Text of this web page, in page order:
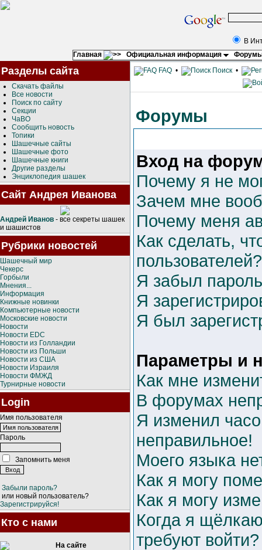
В
Главная
Официальная информация
Разделы сайта
Скачать файлы
Все новости
Поиск по сайту
Секции
ЧаВО
Сообщить новость
Топики
Шашечные сайты
Шашечные фото
Шашечные книги
Другие разделы
Энциклопедия шашек
Сайт Андрея Иванова
Андрей Иванов - все секреты шашек
и шашистов
Рубрики новостей
Шашечный мир
Чекерс
Горбыли
Мнения...
Информация
Книжные новинки
Компьютерные новости
Московские новости
Новости
Новости EDC
Новости из Голландии
Новости из Польши
Новости из США
Новости Израиля
Новости ФМЖД
Турнирные новости
Login
Имя пользователя
Пароль
Запомнить меня
Забыли пароль?
или новый пользователь?
Зарегистрируйся!
Кто с нами
На сайте
FAQ • Поиск •
Форумы
Вход на
Почему я не
Зачем мне
Почему меня
Как сделать,
пользователей?
Я забыл
Я
Я был
Параметры и
Как мне
В форумах
Я изменил
неправильное!
Моего языка
Как я могу
Как я могу
Когда я
требуют войти?